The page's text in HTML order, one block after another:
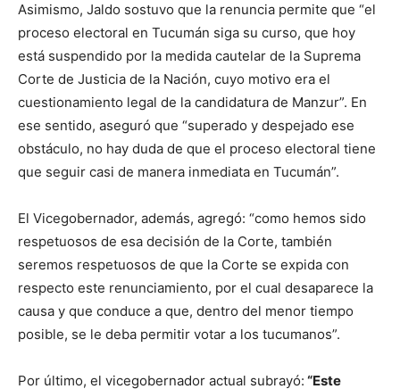
Asimismo, Jaldo sostuvo que la renuncia permite que “el
proceso electoral en Tucumán siga su curso, que hoy
está suspendido por la medida cautelar de la Suprema
Corte de Justicia de la Nación, cuyo motivo era el
cuestionamiento legal de la candidatura de Manzur”. En
ese sentido, aseguró que “superado y despejado ese
obstáculo, no hay duda de que el proceso electoral tiene
que seguir casi de manera inmediata en Tucumán”.
El Vicegobernador, además, agregó: “como hemos sido
respetuosos de esa decisión de la Corte, también
seremos respetuosos de que la Corte se expida con
respecto este renunciamiento, por el cual desaparece la
causa y que conduce a que, dentro del menor tiempo
posible, se le deba permitir votar a los tucumanos”.
Por último, el vicegobernador actual subrayó: “Este